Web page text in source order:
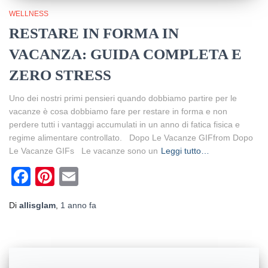
WELLNESS
RESTARE IN FORMA IN
VACANZA: GUIDA COMPLETA E
ZERO STRESS
Uno dei nostri primi pensieri quando dobbiamo partire per le
vacanze è cosa dobbiamo fare per restare in forma e non
perdere tutti i vantaggi accumulati in un anno di fatica fisica e
regime alimentare controllato. Dopo Le Vacanze GIFfrom Dopo
Le Vacanze GIFs Le vacanze sono un Leggi tutto…
Facebook
Pinterest
Di allisglam 1 anno fa